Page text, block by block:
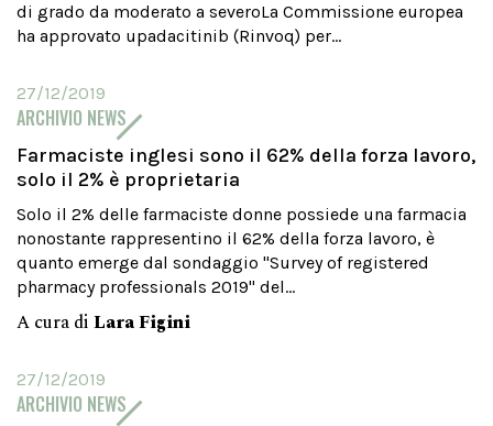
di grado da moderato a severoLa Commissione europea
ha approvato upadacitinib (Rinvoq) per...
27/12/2019
ARCHIVIO NEWS
Farmaciste inglesi sono il 62% della forza lavoro,
solo il 2% è proprietaria
Solo il 2% delle farmaciste donne possiede una farmacia
nonostante rappresentino il 62% della forza lavoro, è
quanto emerge dal sondaggio "Survey of registered
pharmacy professionals 2019" del...
A cura di Lara Figini
27/12/2019
ARCHIVIO NEWS